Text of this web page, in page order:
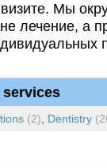
Мы
лечение, а
services
(2) Dentistry